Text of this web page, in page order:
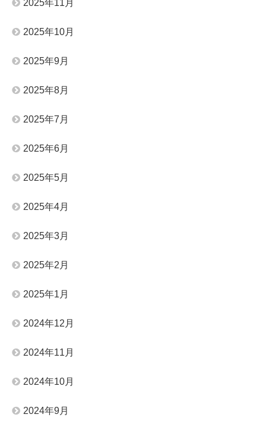
2025年11月
2025年10月
2025年9月
2025年8月
2025年7月
2025年6月
2025年5月
2025年4月
2025年3月
2025年2月
2025年1月
2024年12月
2024年11月
2024年10月
2024年9月